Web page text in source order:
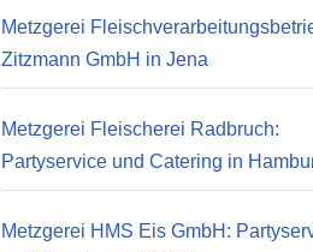
Metzgerei
Zitzmann GmbH in Jena
Metzgerei Fleischerei Radbruch:
Partyservice und Catering in
Metzgerei HMS Eis GmbH: